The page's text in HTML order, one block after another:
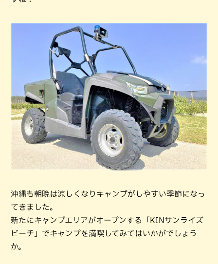
沖縄も朝晩は涼しくなりキャンプがしやすい季節になっ
てきました。
新たにキャンプエリアがオープンする「KINサンライズ
ビーチ」でキャンプを満喫してみてはいかがでしょう
か。